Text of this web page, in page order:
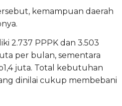
kemampuan daerah
2.737 PPPK dan 3.503
per bulan, sementara
juta. Total kebutuhan
dinilai cukup membebani